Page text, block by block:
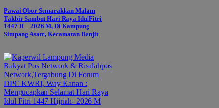
Pawai Obor Semarakkan Malam
Takbir Sambut Hari Raya IdulFitri
1447 H – 2026 M, Di Kampung
Simpang Asam, Kecamatan Banjit